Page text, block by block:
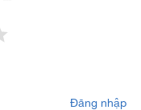
Đăng nhập